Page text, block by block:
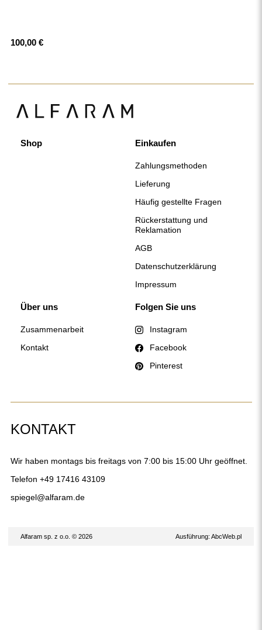
100,00 €
KONTAKT
Wir haben montags bis freitags von 7:00 bis 15:00 Uhr geöffnet.
Telefon +49 17416 43109
spiegel@alfaram.de
Shop Einkaufen
Zahlungsmethoden
Lieferung
Häufig gestellte Fragen
Rückerstattung und
Reklamation
AGB
Datenschutzerklärung
Impressum
Über uns
Zusammenarbeit
Kontakt
Folgen Sie uns
Instagram
Facebook
Pinterest
Alfaram sp. z o.o. © 2026 Ausführung: AbcWeb.pl